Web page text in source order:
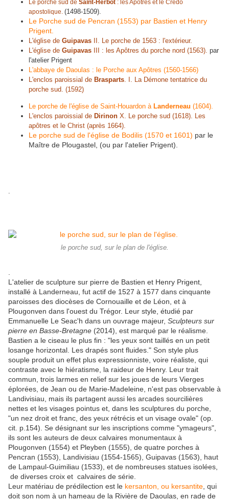
Le porche sud de Saint-Herbot : les Apôtres et le Credo
apostolique. (1498-1509).
Le Porche sud de Pencran (1553) par Bastien et Henry
Prigent.
L'église de Guipavas
II. Le porche de 1563 : l'extérieur.
L'église de Guipavas III : les Apôtres du porche nord (1563). par
l'atelier Prigent
L'abbaye de Daoulas : le Porche aux Apôtres (1560-1566)
L'enclos paroissial de Brasparts. I. La Démone tentatrice du
porche sud. (1592)
Le porche de l'église de Saint-Houardon à Landerneau (1604).
L'enclos paroissial de Dirinon X. Le porche sud (1618). Les
apôtres et le Christ (après 1664).
Le porche sud de l'église de Bodilis (1570 et 1601) par le
Maître de Plougastel, (ou par l'atelier Prigent).
.
le porche sud, sur le plan de l'église.
L'atelier de sculpture sur pierre de Bastien et Henry Prigent,
installé à Landerneau, fut actif de 1527 à 1577 dans cinquante
paroisses des diocèses de Cornouaille et de Léon, et à
Plougonven dans l'ouest du Trégor. Leur style, étudié par
Emmanuelle Le Seac'h dans un ouvrage majeur, Sculpteurs sur
pierre en Basse-Bretagne (2014), est marqué par le réalisme.
Bastien a le ciseau le plus fin : "les yeux sont taillés en un petit
losange horizontal. Les drapés sont fluides." Son style plus
souple produit un effet plus expressionniste, voire réaliste, qui
contraste avec le hiératisme, la raideur de Henry. Leur trait
commun, trois larmes en relief sur les joues de leurs Vierges
éplorées, de Jean ou de Marie-Madeleine, n'est pas observable à
Landivisiau, mais ils partagent aussi les arcades sourcilières
nettes et les visages pointus et, dans les sculptures du porche,
"un nez droit et franc, des yeux rétrécis et un visage ovale" (op.
cit. p.154). Se désignant sur les inscriptions comme "ymageurs",
ils sont les auteurs de deux calvaires monumentaux à
Plougonven (1554) et Pleyben (1555), de quatre porches à
Pencran (1553), Landivisiau (1554-1565), Guipavas (1563), haut
de Lampaul-Guimiliau (1533), et de nombreuses statues isolées,
de diverses croix et calvaires de série.
Leur matériau de prédilection est le kersanton, ou kersantite , qui
doit son nom à un hameau de la Rivière de Daoulas, en rade de